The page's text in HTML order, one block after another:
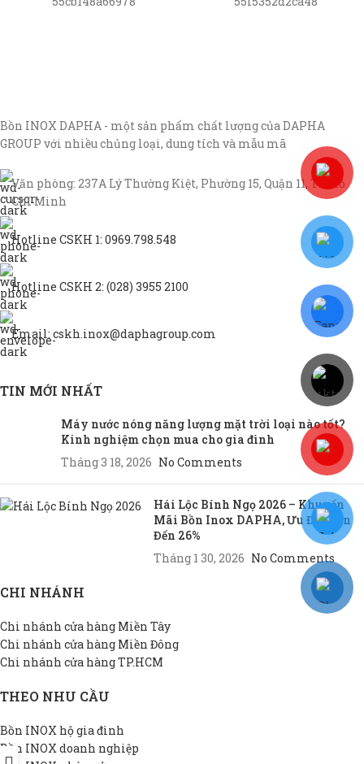
Bồn INOX DAPHA - một sản phẩm chất lượng của DAPHA
GROUP với nhiều chủng loại, dung tích và mẫu mã
Văn phòng: 237A Lý Thường Kiệt, Phường 15, Quận 11, TP Hồ
Chí Minh
Hotline CSKH 1: 0969.798.548
Hotline CSKH 2: (028) 3955 2100
Email: cskh.inox@daphagroup.com
TIN MỚI NHẤT
Máy nước nóng năng lượng mặt trời loại nào tốt?
Kinh nghiệm chọn mua cho gia đình
Tháng 3 18, 2026 No Comments
Hái Lộc Bính Ngọ 2026 – Khuyến
Mãi Bồn Inox DAPHA, Ưu Đãi Lên
Đến 26%
Tháng 1 30, 2026 No Comments
CHI NHÁNH
Chi nhánh cửa hàng Miền Tây
Chi nhánh cửa hàng Miền Đông
Chi nhánh cửa hàng TP.HCM
THEO NHU CẦU
Bồn INOX hộ gia đình
Bồn INOX doanh nghiệp